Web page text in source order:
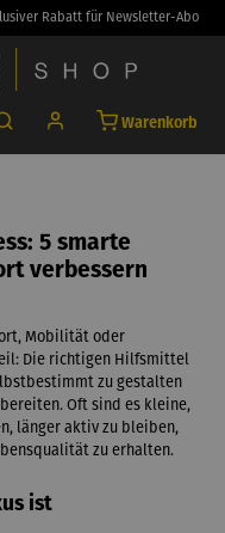
Rabatt für Newsletter-Abo
Warenkorb
5 smarte
verbessern
Mobilität oder
Die richtigen Hilfsmittel
zu gestalten
Oft sind es kleine,
länger aktiv zu bleiben,
zu erhalten.
ist